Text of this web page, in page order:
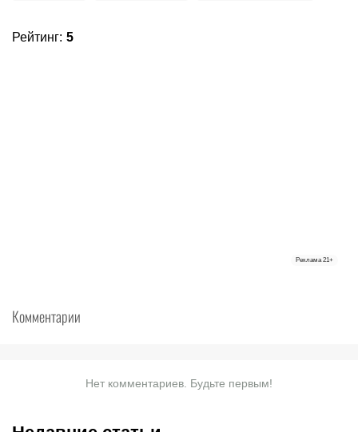
Рейтинг: 5
Реклама 21+
Комментарии
Нет комментариев. Будьте первым!